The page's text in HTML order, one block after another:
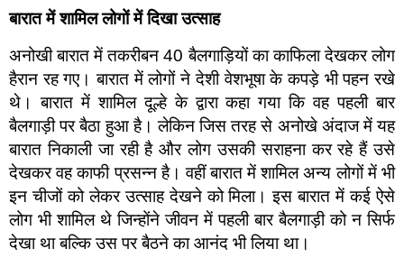
बारात में शामिल लोगों में दिखा उत्साह
अनोखी बारात में तकरीबन 40 बैलगाड़ियों का काफिला देखकर लोग
हैरान रह गए। बारात में लोगों ने देशी वेशभूषा के कपड़े भी पहन रखे
थे। बारात में शामिल दूल्हे के द्वारा कहा गया कि वह पहली बार
बैलगाड़ी पर बैठा हुआ है। लेकिन जिस तरह से अनोखे अंदाज में यह
बारात निकाली जा रही है और लोग उसकी सराहना कर रहे हैं उसे
देखकर वह काफी प्रसन्न है। वहीं बारात में शामिल अन्य लोगों में भी
इन चीजों को लेकर उत्साह देखने को मिला। इस बारात में कई ऐसे
लोग भी शामिल थे जिन्होंने जीवन में पहली बार बैलगाड़ी को न सिर्फ
देखा था बल्कि उस पर बैठने का आनंद भी लिया था।